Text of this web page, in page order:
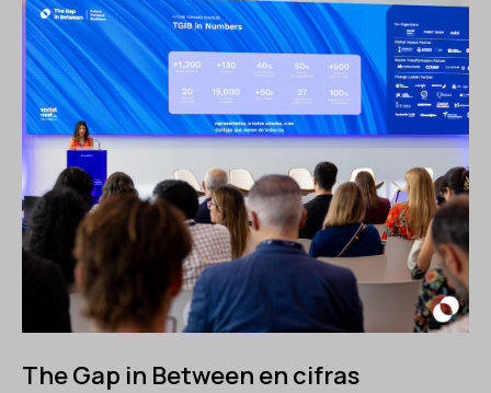
The Gap in Between en cifras